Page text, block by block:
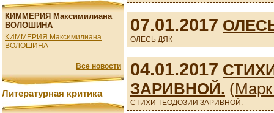
КИММЕРИЯ Максимилиана
ВОЛОШИНА
КИММЕРИЯ Максимилиана
ВОЛОШИНА
Все новости
Литературная критика
07.01.2017
ОЛЕСЬ ДЯК
04.01.2017
ЗАРИВНОЙ. (
СТИХИ ТЕОДОЗИИ ЗАРИВНОЙ.